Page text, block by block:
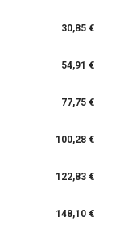
30,85 €
54,91 €
77,75 €
100,28 €
122,83 €
148,10 €